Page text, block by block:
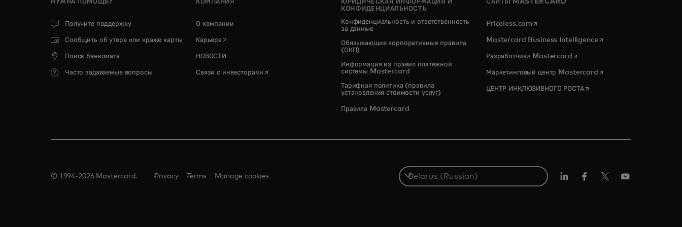
НУЖНА ПОМОЩЬ?
Получите поддержку
Сообщить об утере или краже карты
Поиск банкомата
Часто задаваемые вопросы
КОМПАНИЯ
О компании
Карьера opens in a new tab
НОВОСТИ
Связи с инвесторами opens in a new tab
ЮРИДИЧЕСКАЯ ИНФОРМАЦИЯ И
КОНФИДЕНЦИАЛЬНОСТЬ
Конфиденциальность и ответственность
за данные
Обязывающие корпоративные правила
(ОКП)
Информация из правил платежной
системы Mastercard
Тарифная политика (правила
установления стоимости услуг)
Правила Mastercard
САЙТЫ MASTERCARD
Priceless.com opens in a new tab
Mastercard Business Intelligenceopens in a new tab
Разработчики Mastercardopens in a new tab
Маркетинговый центр Mastercardopens in a new tab
ЦЕНТР ИНКЛЮЗИВНОГО РОСТАopens in a new tab
© 1994-2026 Mastercard. Privacy Terms Manage cookies
Select
a
country